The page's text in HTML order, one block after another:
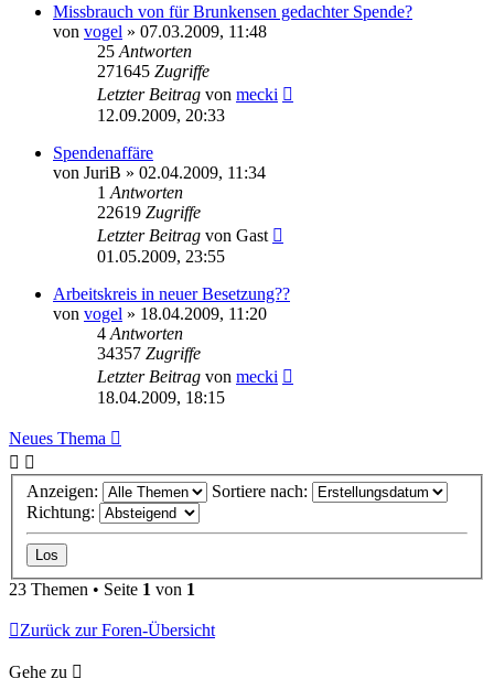
Missbrauch von für Brunkensen gedachter Spende?
von vogel » 07.03.2009, 11:48
25 Antworten
271645 Zugriffe
Letzter Beitrag von mecki
12.09.2009, 20:33
Spendenaffäre
von JuriB » 02.04.2009, 11:34
1 Antworten
22619 Zugriffe
Letzter Beitrag von Gast
01.05.2009, 23:55
Arbeitskreis in neuer Besetzung??
von vogel » 18.04.2009, 11:20
4 Antworten
34357 Zugriffe
Letzter Beitrag von mecki
18.04.2009, 18:15
Neues Thema
Anzeigen:
Sortiere nach:
Richtung:
23 Themen • Seite 1 von 1
Zurück zur Foren-Übersicht
Gehe zu